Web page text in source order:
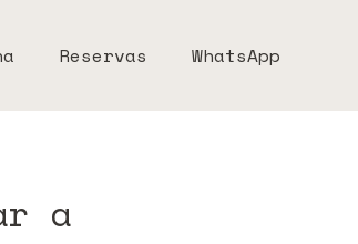
Reservas WhatsApp
a